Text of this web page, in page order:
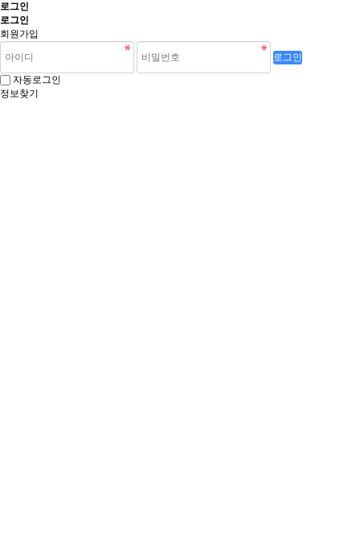
로그인
로그인
회원가입
로그인
자동로그인
정보찾기